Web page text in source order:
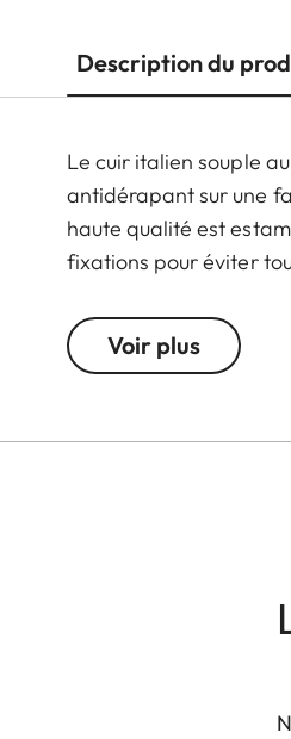
Description du
Le cuir italien souple
antidérapant sur une
haute qualité est
fixations pour éviter
modèles d'appareils
tous les modèles Leica
Voir plus